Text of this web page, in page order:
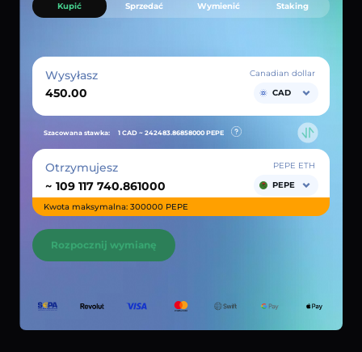
Kupić Sprzedać Wymienić Staking
Wysyłasz
Canadian dollar
CAD
Szacowana stawka: 1 CAD ~ 242483.86858000 PEPE
Otrzymujesz
~
PEPE ETH
PEPE
Kwota maksymalna: 300000 PEPE
Rozpocznij wymianę